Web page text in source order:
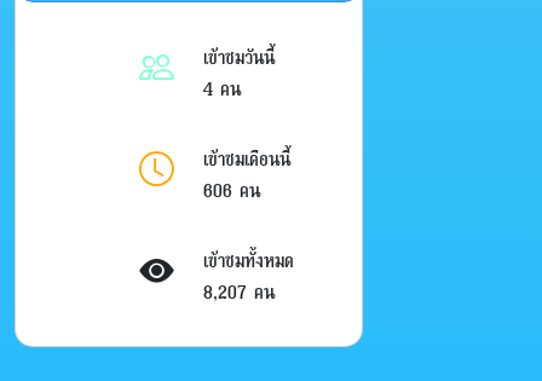
เข้าชมวันนี้
4 คน
เข้าชมเดือนนี้
606 คน
เข้าชมทั้งหมด
8,207 คน